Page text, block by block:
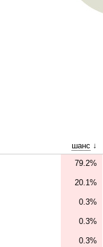
шанс ↓
79.2%
20.1%
0.3%
0.3%
0.3%